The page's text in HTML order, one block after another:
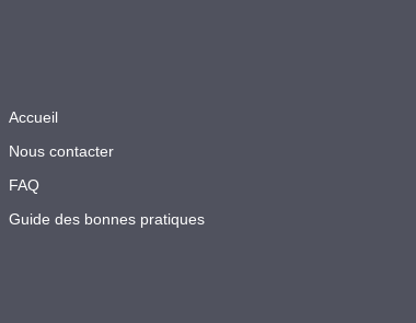
Accueil
Nous contacter
FAQ
Guide des bonnes pratiques